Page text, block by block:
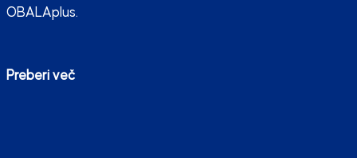
OBALAplus.
Preberi več